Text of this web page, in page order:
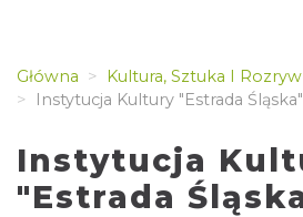
Główna
Kultura, Sztuka I
Instytucja Kultury "Estrada Śląska"
Instytucja
"Estrada